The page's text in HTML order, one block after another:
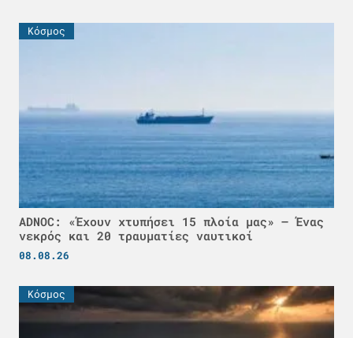
Κόσμος
ADNOC: «Έχουν χτυπήσει 15 πλοία μας» – Ένας
νεκρός και 20 τραυματίες ναυτικοί
08.08.26
Κόσμος